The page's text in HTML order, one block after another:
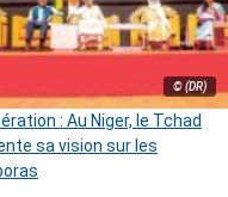
© (DR)
: Au Niger, le Tchad
sa vision sur les